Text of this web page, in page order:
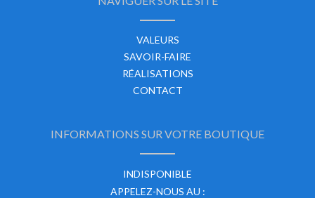
VALEURS
SAVOIR-FAIRE
RÉALISATIONS
CONTACT
INFORMATIONS SUR VOTRE BOUTIQUE
INDISPONIBLE
APPELEZ-NOUS AU :